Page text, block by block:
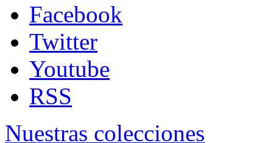
Facebook
Twitter
Youtube
RSS
Nuestras colecciones